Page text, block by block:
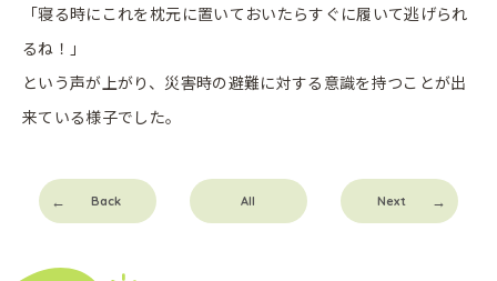
「寝る時にこれを枕元に置いておいたらすぐに履いて逃げられ
るね！」
という声が上がり、災害時の避難に対する意識を持つことが出
来ている様子でした。
Back All Next